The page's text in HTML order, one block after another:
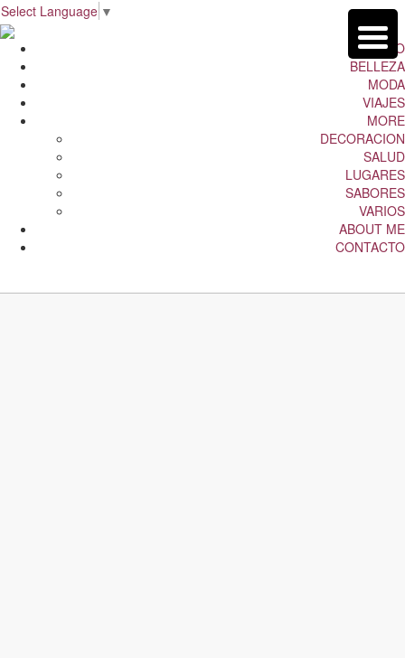
Select Language ▼
INICIO
BELLEZA
MODA
VIAJES
MORE
DECORACION
SALUD
LUGARES
SABORES
VARIOS
ABOUT ME
CONTACTO